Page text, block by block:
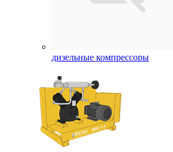
дизельные компрессоры